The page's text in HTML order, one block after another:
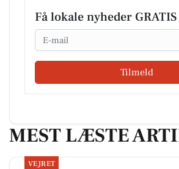
Få lokale nyheder GRATIS
Email
Tilmeld
MEST LÆSTE
VEJRET